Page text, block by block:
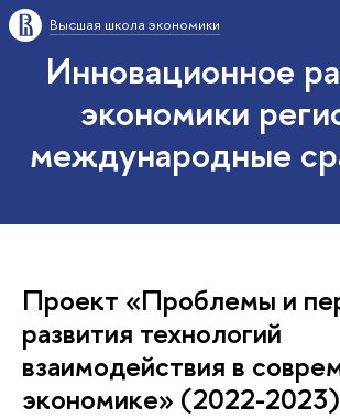
Высшая школа экономики
Инновационное
экономики
международные
Проект «Проблемы и
развития технологий
взаимодействия в
экономике» (2022-2023)